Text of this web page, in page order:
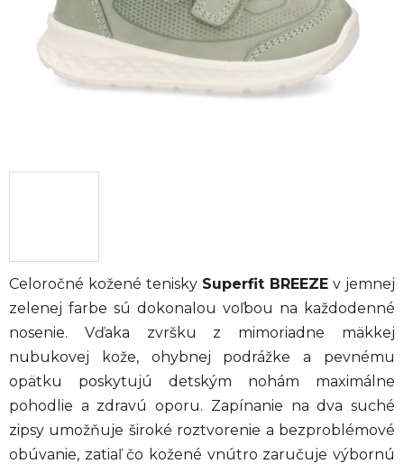
Celoročné kožené tenisky Superfit BREEZE v jemnej
zelenej farbe sú dokonalou voľbou na každodenné
nosenie. Vďaka zvršku z mimoriadne mäkkej
nubukovej kože, ohybnej podrážke a pevnému
opätku poskytujú detským nohám maximálne
pohodlie a zdravú oporu. Zapínanie na dva suché
zipsy umožňuje široké roztvorenie a bezproblémové
obúvanie, zatiaľ čo kožené vnútro zaručuje výbornú